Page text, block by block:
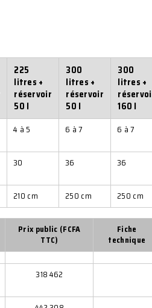
225
litres +
réservoir
50 l
300
litres +
réservoir
50 l
300
litres +
160 l
4 à 5 6 à 7 6 à 7
30 36 36
210 cm 250 cm 250 cm
Prix public (FCFA
TTC)
Fiche
technique
318 462